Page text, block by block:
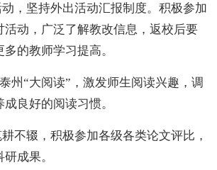
，坚持外出活动汇报制度。积极参加
活动，广泛了解教改信息，返校后要
的教师学习提高。
州“大阅读”，激发师生阅读兴趣，调
良好的阅读习惯。
不辍，积极参加各级各类论文评比，
成果。